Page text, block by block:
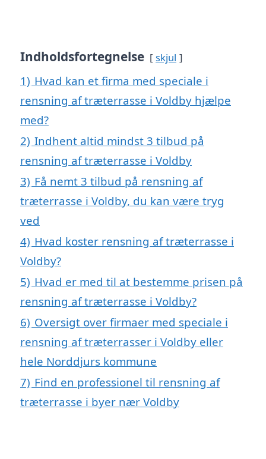
Indholdsfortegnelse skjul
1) Hvad kan et firma med speciale i
rensning af træterrasse i Voldby hjælpe
med?
2) Indhent altid mindst 3 tilbud på
rensning af træterrasse i Voldby
3) Få nemt 3 tilbud på rensning af
træterrasse i Voldby, du kan være tryg
ved
4) Hvad koster rensning af træterrasse i
Voldby?
5) Hvad er med til at bestemme prisen på
rensning af træterrasse i Voldby?
6) Oversigt over firmaer med speciale i
rensning af træterrasser i Voldby eller
hele Norddjurs kommune
7) Find en professionel til rensning af
træterrasse i byer nær Voldby